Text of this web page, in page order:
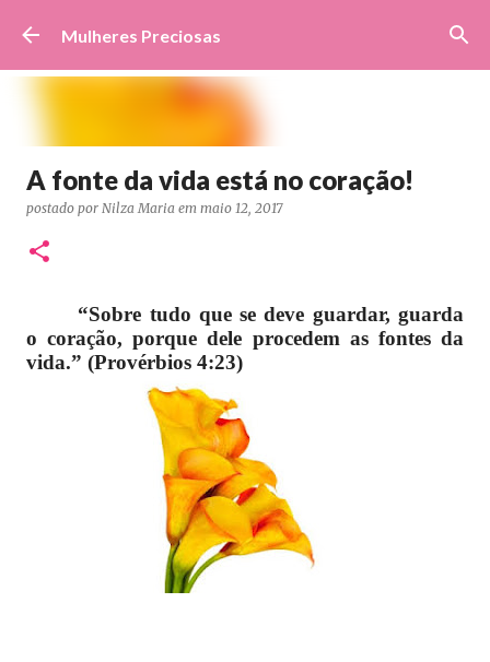
Pular para o conteúdo principal
Mulheres Preciosas
A fonte da vida está no coração!
postado por Nilza Maria em maio 12, 2017
“Sobre tudo que se deve guardar, guarda
o coração, porque dele procedem as fontes da
vida.” (Provérbios 4:23)